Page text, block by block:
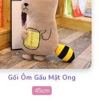
Gối Ôm Gấu Mật Ong
45cm